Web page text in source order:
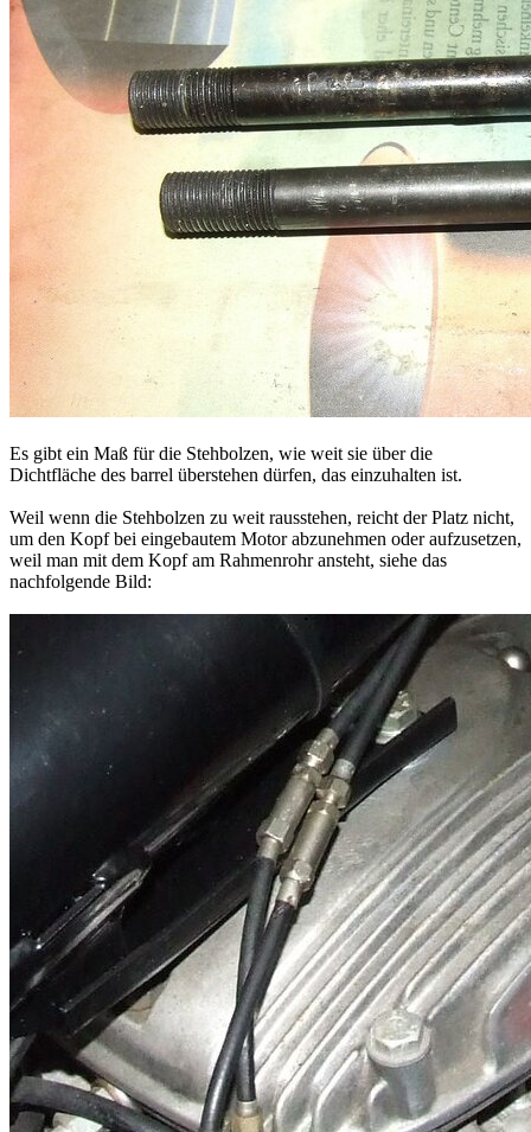
Es gibt ein Maß für die Stehbolzen, wie weit sie über die
Dichtfläche des barrel überstehen dürfen, das einzuhalten ist.
Weil wenn die Stehbolzen zu weit rausstehen, reicht der Platz nicht,
um den Kopf bei eingebautem Motor abzunehmen oder aufzusetzen,
weil man mit dem Kopf am Rahmenrohr ansteht, siehe das
nachfolgende Bild: